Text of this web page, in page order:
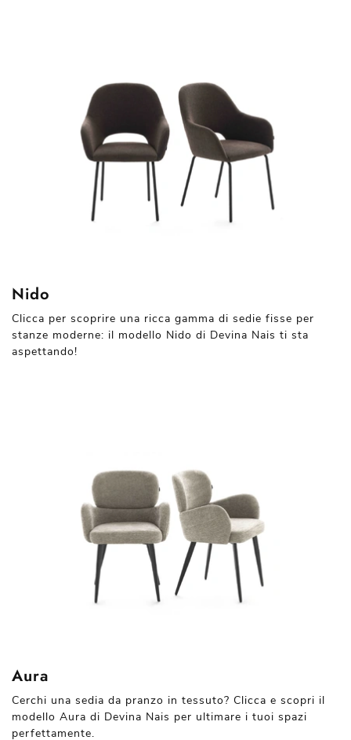
Nido
Clicca per scoprire una ricca gamma di sedie fisse per
stanze moderne: il modello Nido di Devina Nais ti sta
aspettando!
Aura
Cerchi una sedia da pranzo in tessuto? Clicca e scopri il
modello Aura di Devina Nais per ultimare i tuoi spazi
perfettamente.